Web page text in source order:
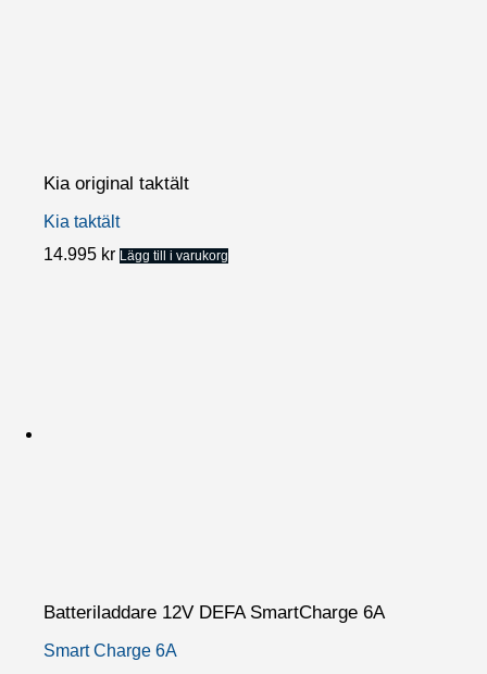
Kia original taktält
Kia taktält
14.995 kr Lägg till i varukorg
Batteriladdare 12V DEFA SmartCharge 6A
Smart Charge 6A